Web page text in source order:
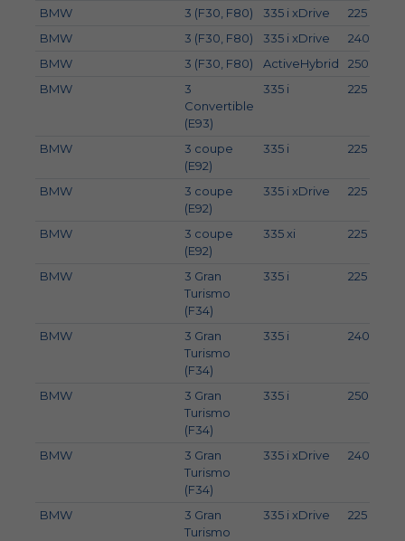
BMW
3 (F30, F80) 335 i xDrive 225
BMW
3 (F30, F80) 335 i xDrive 240
BMW
3 (F30, F80) ActiveHybrid 250
BMW
3
Convertible
(E93)
335 i 225
BMW
3 coupe
(E92)
335 i 225
BMW
3 coupe
(E92)
335 i xDrive 225
BMW
3 coupe
(E92)
335 xi 225
BMW
3 Gran
Turismo
(F34)
335 i 225
BMW
3 Gran
Turismo
(F34)
335 i 240
BMW
3 Gran
Turismo
(F34)
335 i 250
BMW
3 Gran
Turismo
(F34)
335 i xDrive 240
BMW
3 Gran
Turismo
335 i xDrive 225